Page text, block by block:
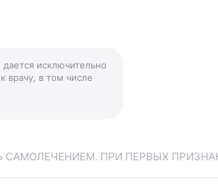
исключительно
врачу, в том числе
ПРИ ПЕРВЫХ